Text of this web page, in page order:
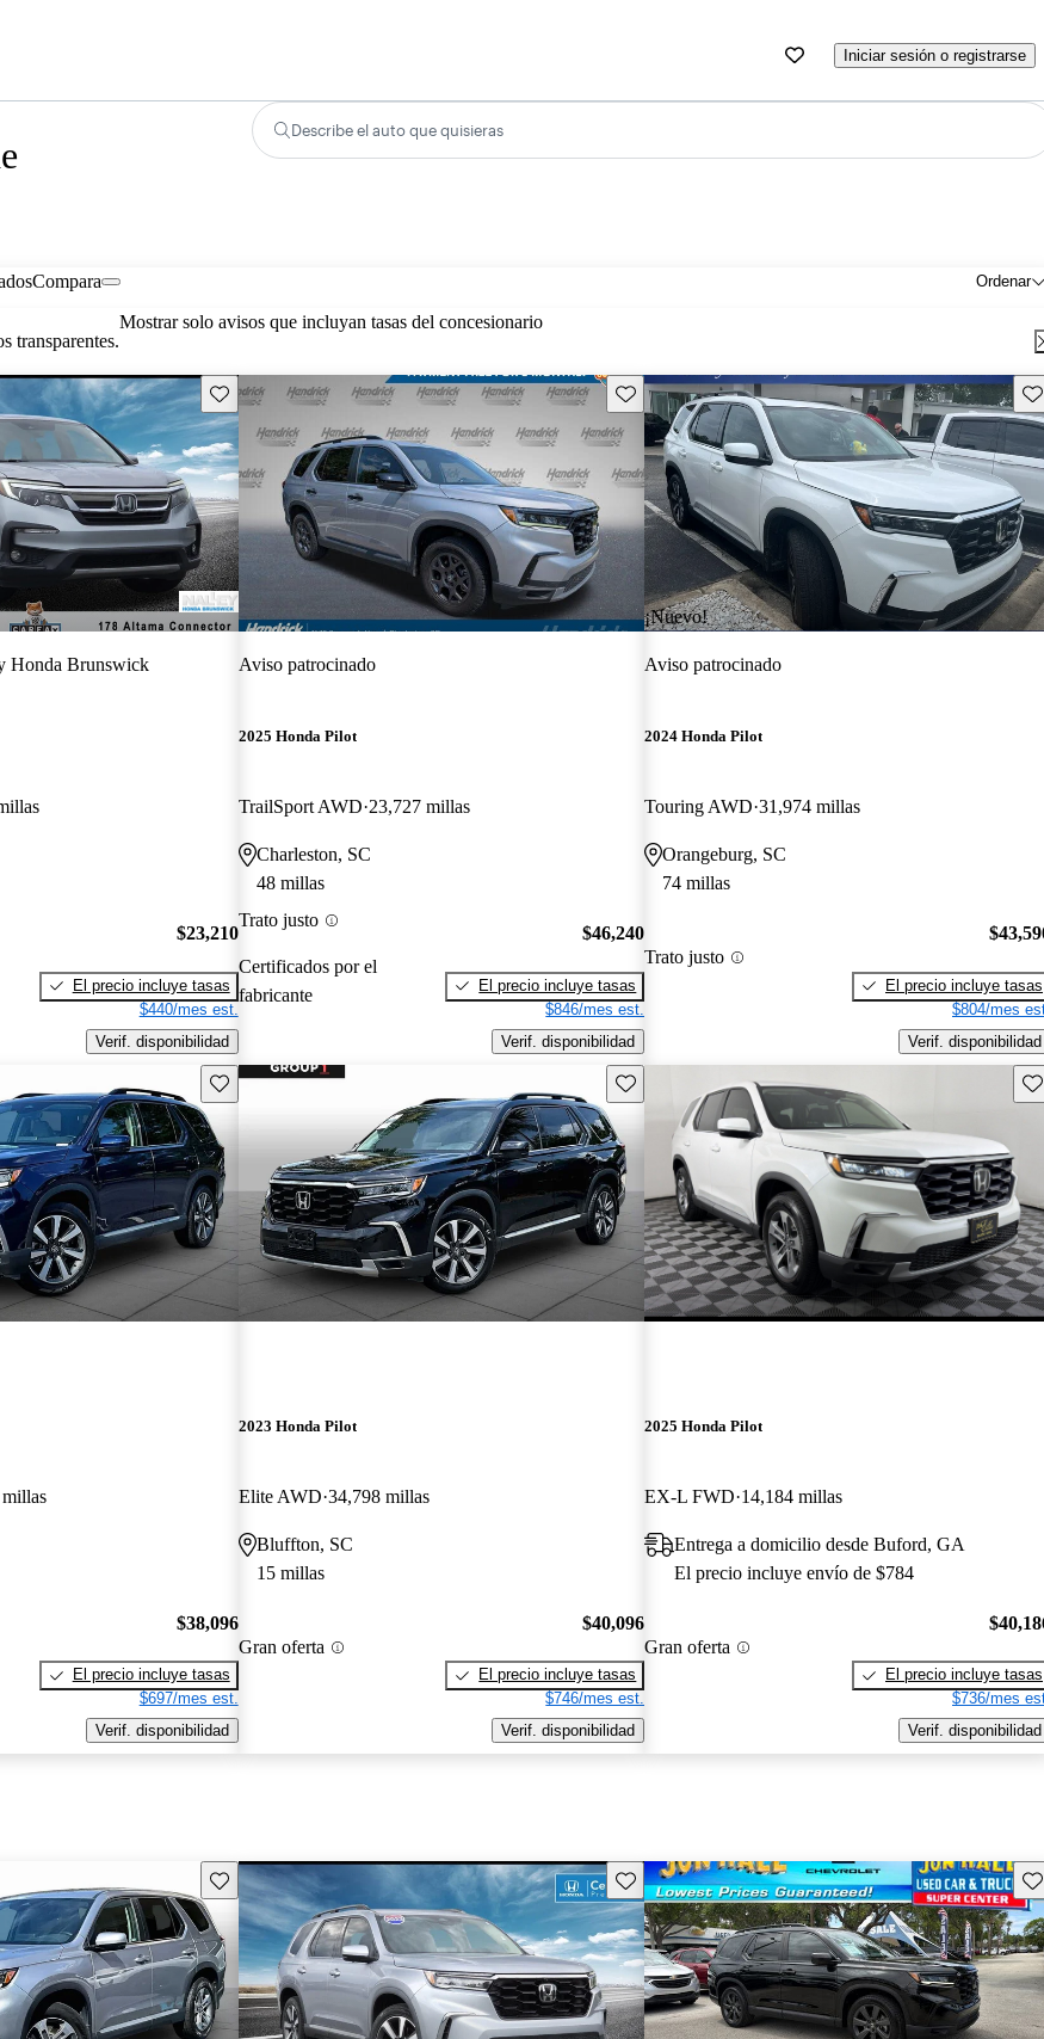
Iniciar sesión o registrarse
Describe el auto que quisieras
Ordenar
Compara
transparentes.
Mostrar solo avisos que incluyan tasas del concesionario
Guarda este Aviso
Honda Brunswick
$23,210
El precio incluye tasas
$440/mes est.
Verif. disponibilidad
Guarda este Aviso
Aviso patrocinado
2025 Honda Pilot
TrailSport AWD 23,727 millas
Charleston, SC
48 millas
Trato justo
Certificados por el
fabricante
$46,240
El precio incluye tasas
$846/mes est.
Verif. disponibilidad
¡Nuevo!
Aviso patrocinado
2024 Honda Pilot
Touring AWD 31,974 millas
Orangeburg, SC
74 millas
Trato justo
El precio incluye tasas
$804/mes
Verif. disponibilidad
Guarda este Aviso
$38,096
El precio incluye tasas
$697/mes est.
Verif. disponibilidad
Guarda este Aviso
2023 Honda Pilot
Elite AWD 34,798 millas
Bluffton, SC
15 millas
Gran oferta
$40,096
El precio incluye tasas
$746/mes est.
Verif. disponibilidad
2025 Honda Pilot
EX-L FWD 14,184 millas
Entrega a domicilio desde Buford, GA
El precio incluye envío de $784
Gran oferta
El precio incluye tasas
$736/mes
Verif. disponibilidad
Guarda este Aviso Guarda este Aviso